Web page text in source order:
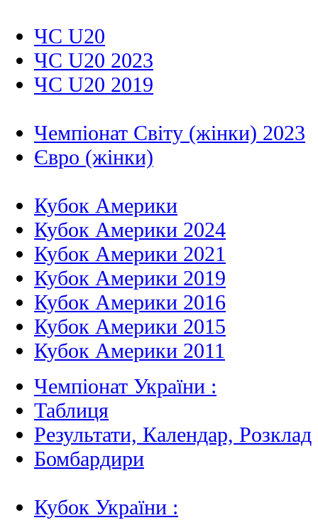
ЧС U20
ЧС U20 2023
ЧС U20 2019
Чемпіонат Світу (жінки) 2023
Євро (жінки)
Кубок Америки
Кубок Америки 2024
Кубок Америки 2021
Кубок Америки 2019
Кубок Америки 2016
Кубок Америки 2015
Кубок Америки 2011
Чемпіонат України :
Таблиця
Результати, Календар, Poзклад
Бомбардири
Кубок України :